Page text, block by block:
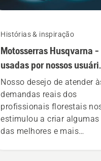
Histórias & inspiração
Motosserras Husqvarna -
usadas por nossos
desde 1959
Nosso desejo de atender
demandas reais dos
profissionais florestais
estimulou a criar algumas
das melhores e mais